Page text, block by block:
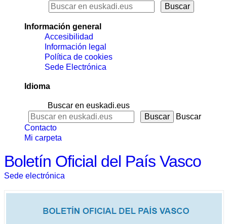
Información general
Accesibilidad
Información legal
Política de cookies
Sede Electrónica
Idioma
Buscar en euskadi.eus
Buscar
Contacto
Mi carpeta
Boletín Oficial del País Vasco
Sede electrónica